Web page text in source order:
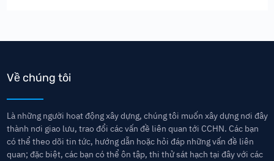
Về chúng tôi
Là những người hoạt động xây dựng, chúng tôi muốn xây dựng nơi đây
thành nơi giao lưu, trao đổi các vấn đề liên quan tới CCHN. Các bạn
có thể theo dõi tin tức, hướng dẫn hoặc hỏi đáp những vấn đề liên
quan; đặc biệt, các bạn có thể ôn tập, thi thử sát hạch tại đây với các